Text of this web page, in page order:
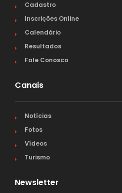
Cadastro
Inscrições Online
Calendário
Resultados
Fale Conosco
Canais
Notícias
Fotos
Vídeos
Turismo
Newsletter